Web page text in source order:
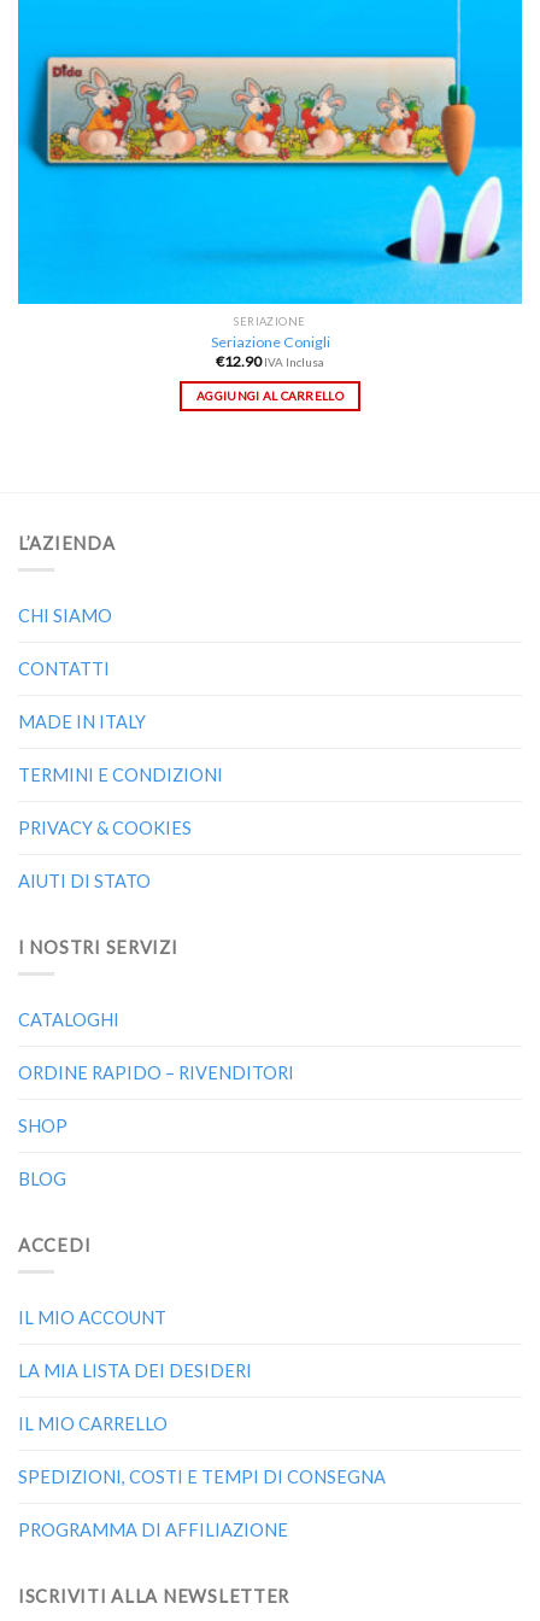
SERIAZIONE
Seriazione Conigli
€12.90 IVA Inclusa
AGGIUNGI AL CARRELLO
L’AZIENDA
CHI SIAMO
CONTATTI
MADE IN ITALY
TERMINI E CONDIZIONI
PRIVACY & COOKIES
AIUTI DI STATO
I NOSTRI SERVIZI
CATALOGHI
ORDINE RAPIDO – RIVENDITORI
SHOP
BLOG
ACCEDI
IL MIO ACCOUNT
LA MIA LISTA DEI DESIDERI
IL MIO CARRELLO
SPEDIZIONI, COSTI E TEMPI DI CONSEGNA
PROGRAMMA DI AFFILIAZIONE
ISCRIVITI ALLA NEWSLETTER